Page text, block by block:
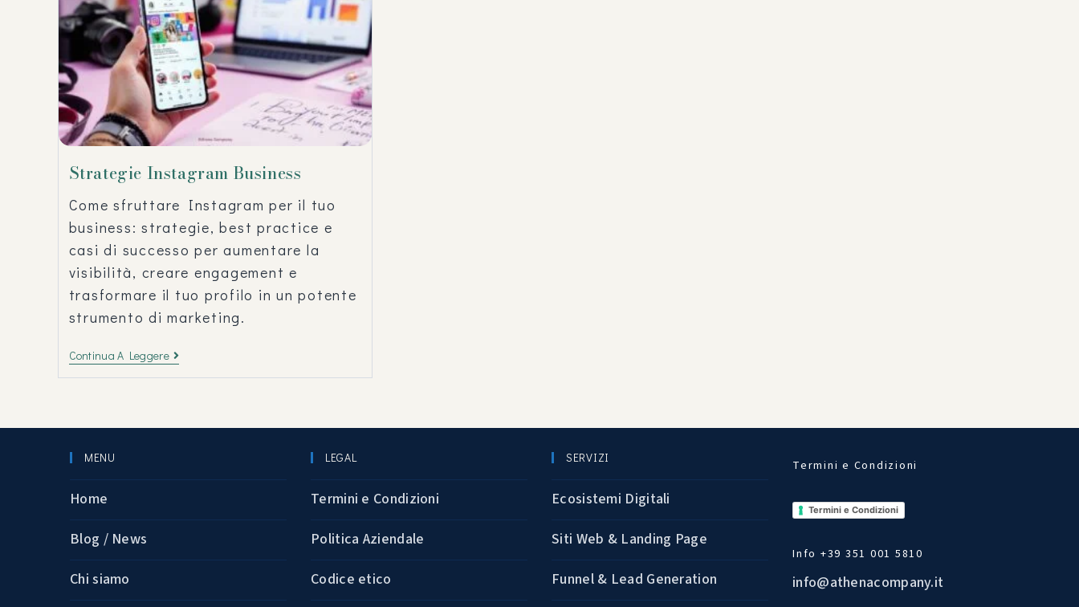
Strategie Instagram Business
Come sfruttare Instagram per il tuo
business: strategie, best practice e
casi di successo per aumentare la
visibilità, creare engagement e
trasformare il tuo profilo in un potente
strumento di marketing.
Continua A Leggere
MENU
Home
Blog / News
Chi siamo
LEGAL
Termini e Condizioni
Politica Aziendale
Codice etico
SERVIZI
Ecosistemi Digitali
Siti Web & Landing Page
Funnel & Lead Generation
Termini e Condizioni
Termini e Condizioni
Info +39 351 001 5810
info@athenacompany.it